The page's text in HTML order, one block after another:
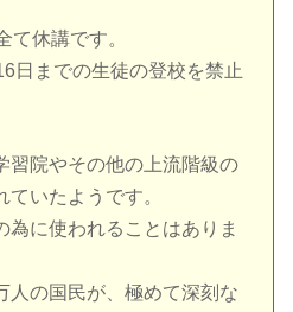
て休講です。
日までの生徒の登校を禁止
習院やその他の上流階級の
いたようです。
為に使われることはありま
人の国民が、極めて深刻な